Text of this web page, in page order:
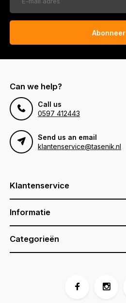
Abonneer
Can we help?
Call us
0597 412443
Send us an email
klantenservice@tasenik.nl
Klantenservice
Informatie
Categorieën